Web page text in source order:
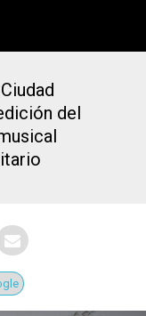
del